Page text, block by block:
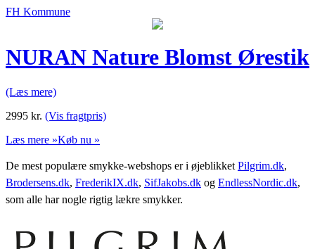
FH Kommune
NURAN Nature Blomst Ørestik
(Læs mere)
2995 kr. (Vis fragtpris)
Læs mere »Køb nu »
De mest populære smykke-webshops er i øjeblikket Pilgrim.dk,
Brodersens.dk, FrederikIX.dk, SifJakobs.dk og EndlessNordic.dk,
som alle har nogle rigtig lækre smykker.